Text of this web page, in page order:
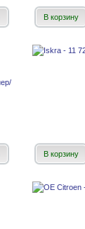
В корзину
В корзину